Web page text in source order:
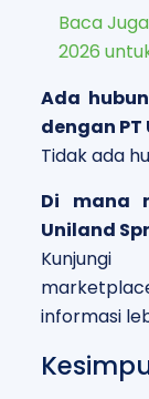
Baca
2026
Ada
dengan
Tidak ada
Di mana
Uniland
Kunjungi
informasi